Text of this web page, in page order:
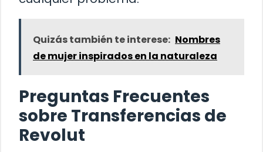
Quizás también te interese: Nombres
de mujer inspirados en la naturaleza
Preguntas Frecuentes
sobre Transferencias de
Revolut